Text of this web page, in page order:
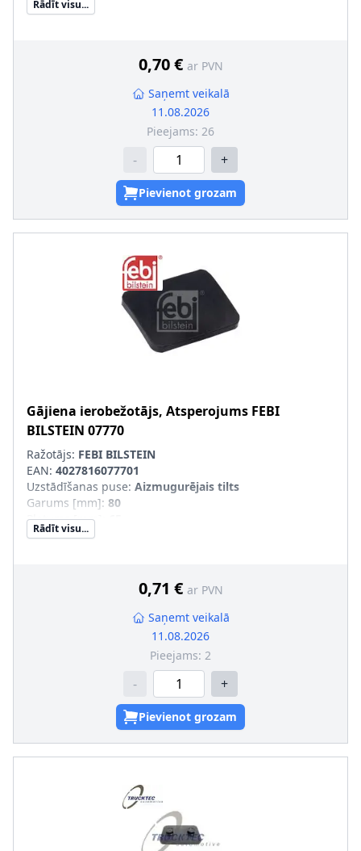
Rādīt visu...
0,70 € ar PVN
Saņemt veikalā
11.08.2026
Pieejams: 26
- +
Pievienot grozam
Gājiena ierobežotājs, Atsperojums FEBI
BILSTEIN 07770
Ražotājs: FEBI BILSTEIN
EAN: 4027816077701
Uzstādīšanas puse: Aizmugurējais tilts
Garums [mm]: 80
Platums [mm]
Masa [kg]:0,05
Rādīt visu...
0,71 € ar PVN
Saņemt veikalā
11.08.2026
Pieejams: 2
- +
Pievienot grozam